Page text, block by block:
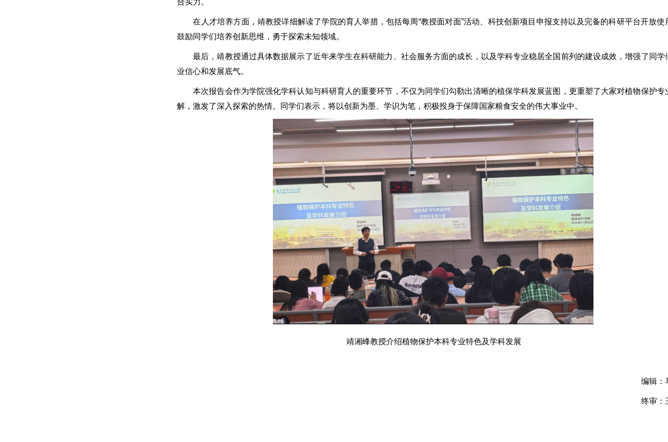
合实力。
在人才培养方面，靖教授详细解读了学院的育人举措，包括每周“教授面对面”活动、科技创新项目申报支持以及完备的科研平台开放使
鼓励同学们培养创新思维，勇于探索未知领域。
最后，靖教授通过具体数据展示了近年来学生在科研能力、社会服务方面的成长，以及学科专业稳居全国前列的建设成效，增强了同学
业信心和发展底气。
本次报告会作为学院强化学科认知与科研育人的重要环节，不仅为同学们勾勒出清晰的植保学科发展蓝图，更重塑了大家对植物保护专
解，激发了深入探索的热情。同学们表示，将以创新为墨、学识为笔，积极投身于保障国家粮食安全的伟大事业中。
靖湘峰教授介绍植物保护本科专业特色及学科发展
编辑
终审：